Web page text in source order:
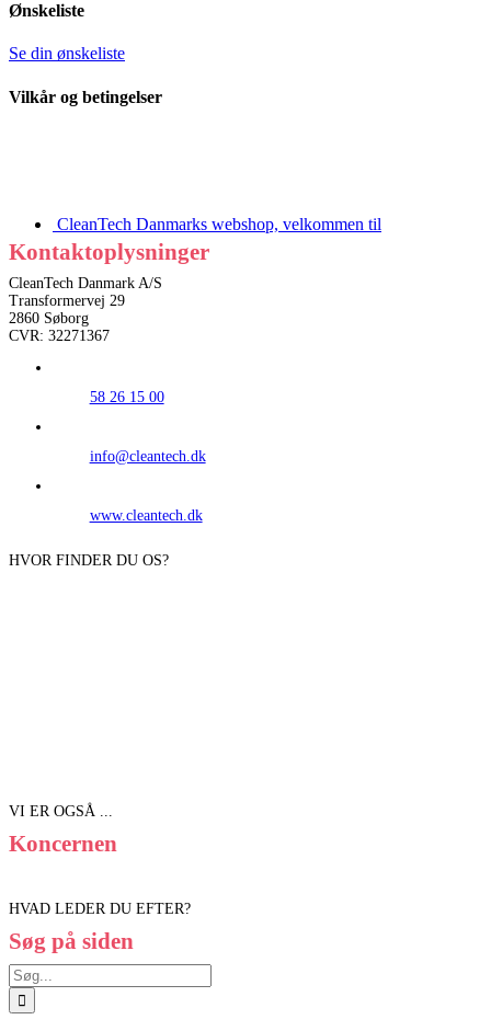
Ønskeliste
Se din ønskeliste
Vilkår og betingelser
CleanTech Danmarks webshop, velkommen til
Kontaktoplysninger
CleanTech Danmark A/S
Transformervej 29
2860 Søborg
CVR: 32271367
58 26 15 00
info@cleantech.dk
www.cleantech.dk
HVOR FINDER DU OS?
VI ER OGSÅ ...
Koncernen
HVAD LEDER DU EFTER?
Søg på siden
Søg
efter: